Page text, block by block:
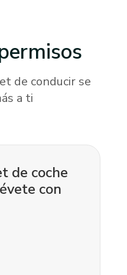
de conducir se
a ti
de coche
con